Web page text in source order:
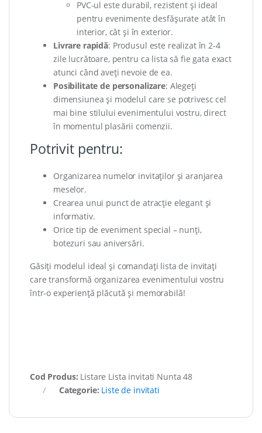
PVC-ul este durabil, rezistent și ideal
pentru evenimente desfășurate atât în
interior, cât și în exterior.
Livrare rapidă: Produsul este realizat în 2-4
zile lucrătoare, pentru ca lista să fie gata exact
atunci când aveți nevoie de ea.
Posibilitate de personalizare: Alegeți
dimensiunea și modelul care se potrivesc cel
mai bine stilului evenimentului vostru, direct
în momentul plasării comenzii.
Potrivit pentru:
Organizarea numelor invitaților și aranjarea
meselor.
Crearea unui punct de atracție elegant și
informativ.
Orice tip de eveniment special – nunți,
botezuri sau aniversări.
Găsiți modelul ideal și comandați lista de invitați
care transformă organizarea evenimentului vostru
într-o experiență plăcută și memorabilă!
Cod Produs: Listare Lista invitati Nunta 48
Categorie: Liste de invitati